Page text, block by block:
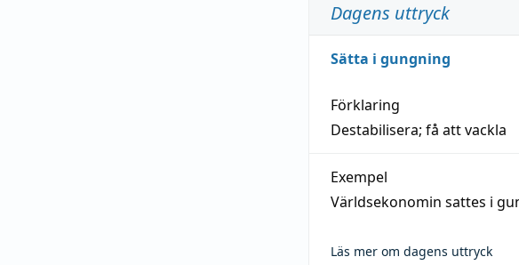
Dagens uttryck
Sätta i gungning
Förklaring
Destabilisera; få att vackla
Exempel
Världsekonomin sattes i
Läs mer om dagens uttryck